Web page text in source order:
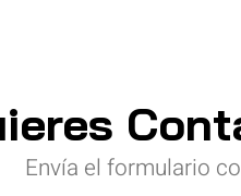
Envía el formulario